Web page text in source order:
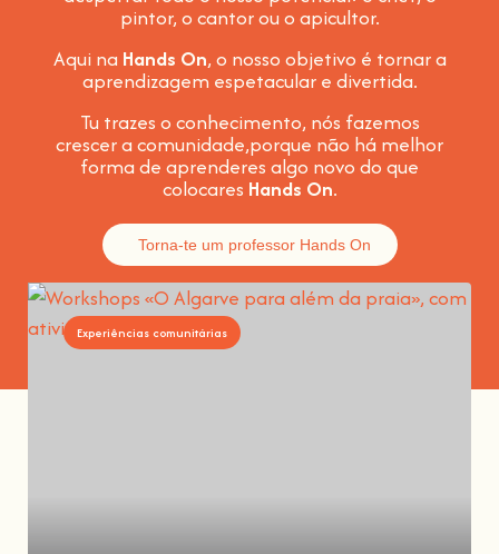
pintor, o cantor ou o apicultor.
Aqui na Hands On, o nosso objetivo é tornar a
aprendizagem espetacular e divertida.
Tu trazes o conhecimento, nós fazemos
crescer a comunidade,porque não há melhor
forma de aprenderes algo novo do que
colocares Hands On.
Torna-te um professor Hands On
Experiências comunitárias